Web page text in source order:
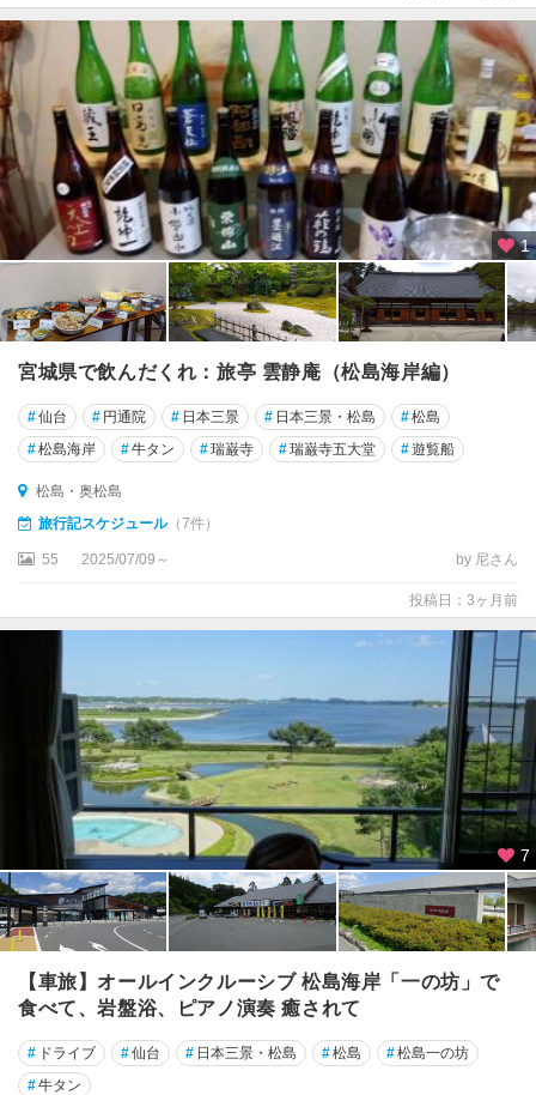
1
宮城県で飲んだくれ：旅亭 雲静庵（松島海岸編）
#仙台 # 円通院 # 日本三景 # 日本三景・松島 #松島
#松島海岸 #牛タン #瑞巌寺 #瑞巌寺五大堂 #遊覧船
松島・奥松島
旅行記スケジュール（7件）
55 2025/07/09～ by 尼さん
投稿日：3ヶ月前
7
【車旅】オールインクルーシブ 松島海岸「一の坊」で
食べて、岩盤浴、ピアノ演奏 癒されて
# ドライブ #仙台 # 日本三景・松島 #松島 #松島一の坊
#牛タン